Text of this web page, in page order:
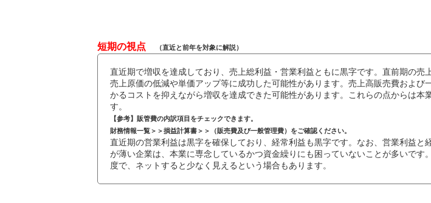
短期の視点 （直近と前年を対象に解説）
直近期で増収を達成しており、売上総利益・営業利益ともに黒字です。直前期の売
売上原価の低減や単価アップ等に成功した可能性があります。売上高販売費およ
かるコストを抑えながら増収を達成できた可能性があります。これらの点からは
す。
【参考】販管費の内訳項目をチェックできます。
財務情報一覧＞＞損益計算書＞＞（販売費及び一般管理費）をご確認ください。
直近期の営業利益は黒字を確保しており、経常利益も黒字です。なお、営業利益
が薄い企業は、本業に専念しているかつ資金繰りにも困っていないことが多いで
度で、ネットすると少なく見えるという場合もあります。